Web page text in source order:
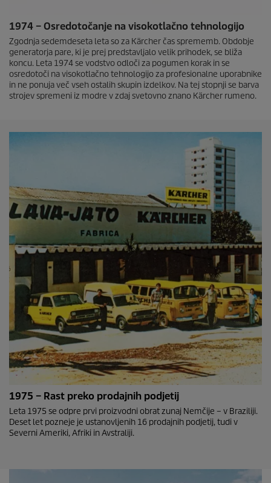
1974 – Osredotočanje na visokotlačno tehnologijo
Zgodnja sedemdeseta leta so za Kärcher čas sprememb. Obdobje
generatorja pare, ki je prej predstavljalo velik prihodek, se bliža
koncu. Leta 1974 se vodstvo odloči za pogumen korak in se
osredotoči na visokotlačno tehnologijo za profesionalne uporabnike
in ne ponuja več vseh ostalih skupin izdelkov. Na tej stopnji se barva
strojev spremeni iz modre v zdaj svetovno znano Kärcher rumeno.
1975 – Rast preko prodajnih podjetij
Leta 1975 se odpre prvi proizvodni obrat zunaj Nemčije – v Braziliji.
Deset let pozneje je ustanovljenih 16 prodajnih podjetij, tudi v
Severni Ameriki, Afriki in Avstraliji.